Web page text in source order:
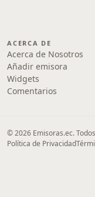
ACERCA DE
Acerca de Nosotros
Añadir emisora
Widgets
Comentarios
© 2026 Emisoras.ec.
Política de Privacidad